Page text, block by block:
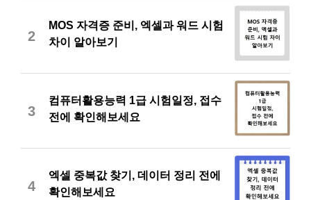
2
MOS 자격증 준비, 엑셀과 워드 시험
차이 알아보기
3
컴퓨터활용능력 1급 시험일정, 접수
전에 확인해보세요
4
엑셀 중복값 찾기, 데이터 정리 전에
확인해보세요